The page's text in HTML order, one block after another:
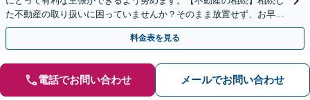
た不動産の取り扱いに困っていませんか？そのまま放置せず、お早め
にご相談を。【休日の対応可能】
料金表を見る
電話でお問い合わせ メールでお問い合わせ